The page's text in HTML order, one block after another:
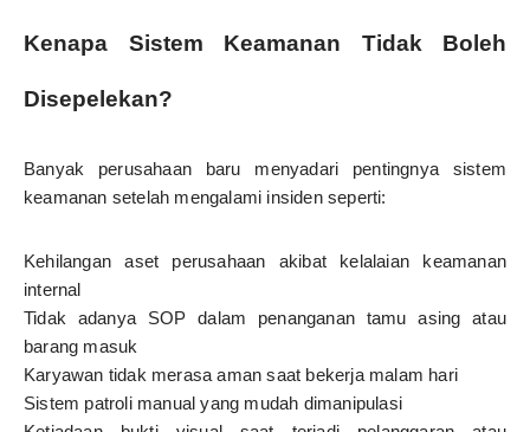
Kenapa Sistem Keamanan Tidak Boleh
Disepelekan?
Banyak perusahaan baru menyadari pentingnya sistem
keamanan setelah mengalami insiden seperti:
Kehilangan aset perusahaan akibat kelalaian keamanan
internal
Tidak adanya SOP dalam penanganan tamu asing atau
barang masuk
Karyawan tidak merasa aman saat bekerja malam hari
Sistem patroli manual yang mudah dimanipulasi